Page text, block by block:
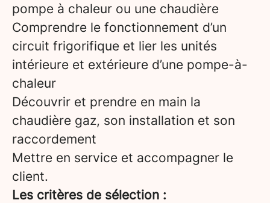
pompe à chaleur ou une chaudière
Comprendre le fonctionnement d’un
circuit frigorifique et lier les unités
intérieure et extérieure d’une pompe-à-
chaleur
Découvrir et prendre en main la
chaudière gaz, son installation et son
raccordement
Mettre en service et accompagner le
client.
Les critères de sélection :